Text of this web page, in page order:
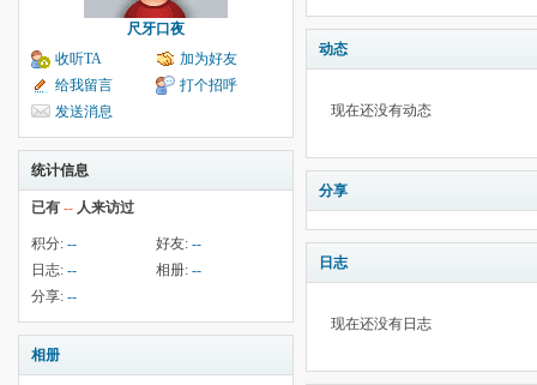
尺牙口夜
收听TA
加为好友
给我留言
打个招呼
发送消息
统计信息
已有 -- 人来访过
积分: -- 好友: --
日志: -- 相册: --
分享: --
相册
动态
现在还没有动态
分享
日志
现在还没有日志